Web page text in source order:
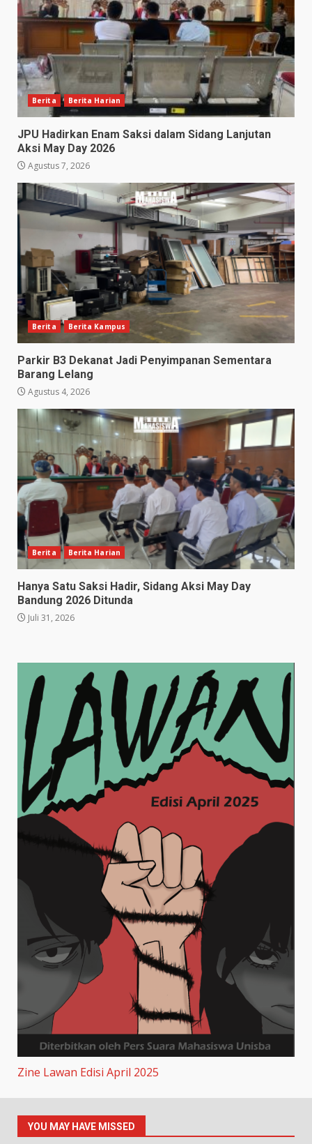
Berita Berita Harian
JPU Hadirkan Enam Saksi dalam Sidang Lanjutan
Aksi May Day 2026
Agustus 7, 2026
Berita Berita Kampus
Parkir B3 Dekanat Jadi Penyimpanan Sementara
Barang Lelang
Agustus 4, 2026
Berita Berita Harian
Hanya Satu Saksi Hadir, Sidang Aksi May Day
Bandung 2026 Ditunda
Juli 31, 2026
Zine Lawan Edisi April 2025
YOU MAY HAVE MISSED